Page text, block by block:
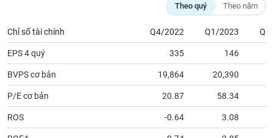
Theo quý Theo năm
Chỉ số tài chính Q4/2022 Q1/2023
EPS 4 quý 335 146
BVPS cơ bản 19,864 20,390
P/E cơ bản 20.87 58.34
ROS -0.64 3.08
thông
tài
chính
Dữ
liệu